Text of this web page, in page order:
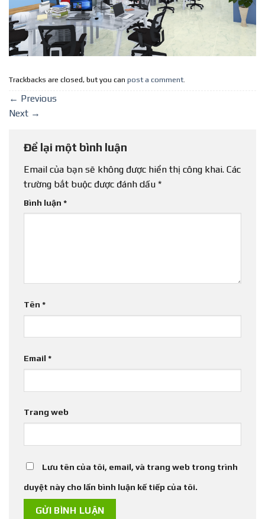
Trackbacks are closed, but you can post a comment.
← Previous
Next →
Để lại một bình luận
Email của bạn sẽ không được hiển thị công khai. Các
trường bắt buộc được đánh dấu *
Bình luận *
Tên *
Email *
Trang web
Lưu tên của tôi, email, và trang web trong trình
duyệt này cho lần bình luận kế tiếp của tôi.